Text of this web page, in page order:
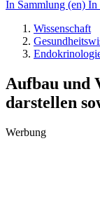
In Sammlung (en) In
Wissenschaft
Aufbau und
darstellen
Werbung